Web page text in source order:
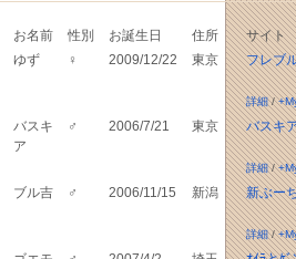
お名前 性別 お誕生日 住所
サイト
ゆず ♀ 2009/12/22 東京 フレブ
詳細/
バスキ
ア
♂ 2006/7/21 東京 バスキ
詳細/
ブル吉 ♂ 2006/11/15 新潟 新ぶー
詳細/